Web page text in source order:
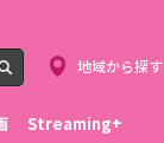
検索
地域から探す
Streaming+